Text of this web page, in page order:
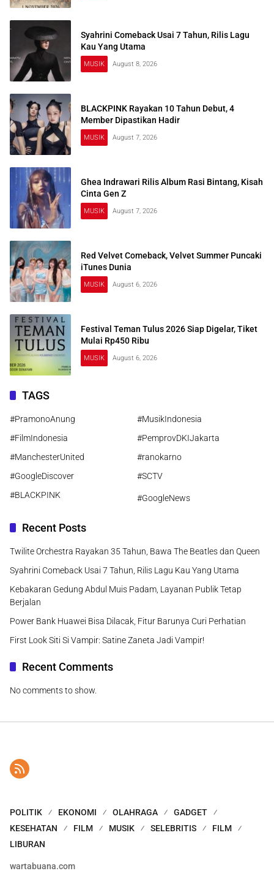
Syahrini Comeback Usai 7 Tahun, Rilis Lagu
Kau Yang Utama
MUSIK August 8, 2026
BLACKPINK Rayakan 10 Tahun Debut, 4
Member Dipastikan Hadir
MUSIK August 7, 2026
Ghea Indrawari Rilis Album Rasi Bintang, Kisah
Cinta Gen Z
MUSIK August 7, 2026
Red Velvet Comeback, Velvet Summer Puncaki
iTunes Dunia
MUSIK August 6, 2026
Festival Teman Tulus 2026 Siap Digelar, Tiket
Mulai Rp450 Ribu
MUSIK August 6, 2026
TAGS
#PramonoAnung
#MusikIndonesia
#FilmIndonesia
#PemprovDKIJakarta
#ManchesterUnited
#ranokarno
#GoogleDiscover
#SCTV
#BLACKPINK
#GoogleNews
Recent Posts
Twilite Orchestra Rayakan 35 Tahun, Bawa The Beatles dan Queen
Syahrini Comeback Usai 7 Tahun, Rilis Lagu Kau Yang Utama
Kebakaran Gedung Abdul Muis Padam, Layanan Publik Tetap
Berjalan
Power Bank Huawei Bisa Dilacak, Fitur Barunya Curi Perhatian
First Look Siti Si Vampir: Satine Zaneta Jadi Vampir!
Recent Comments
No comments to show.
POLITIK EKONOMI OLAHRAGA
GADGET
KESEHATAN
FILM MUSIK SELEBRITIS
FILM
LIBURAN
wartabuana.com